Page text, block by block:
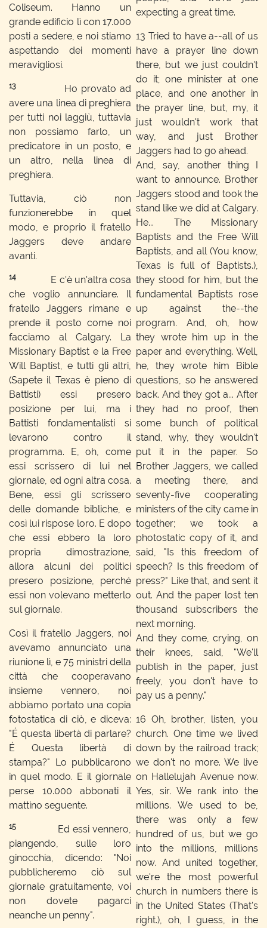
Coliseum. Hanno un
grande edificio lì con 17.000
posti a sedere, e noi stiamo
aspettando dei momenti
meravigliosi.
13Ho provato ad
avere una linea di preghiera
per tutti noi laggiù, tuttavia
non possiamo farlo, un
predicatore in un posto, e
un altro, nella linea di
preghiera.
Tuttavia, ciò non
funzionerebbe in quel
modo, e proprio il fratello
Jaggers deve andare
avanti.
14
E c'è un'altra cosa
che voglio annunciare. Il
fratello Jaggers rimane e
prende il posto come noi
facciamo al Calgary. La
Missionary Baptist e la Free
Will Baptist, e tutti gli altri,
(Sapete il Texas è pieno di
Battisti) essi presero
posizione per lui, ma i
Battisti fondamentalisti si
levarono contro il
programma. E, oh, come
essi scrissero di lui nel
giornale, ed ogni altra cosa.
Bene, essi gli scrissero
delle domande bibliche, e
così lui rispose loro. E dopo
che essi ebbero la loro
propria dimostrazione,
allora alcuni dei politici
presero posizione, perché
essi non volevano metterlo
sul giornale.
Così il fratello Jaggers, noi
avevamo annunciato una
riunione lì, e 75 ministri della
città che cooperavano
insieme vennero, noi
abbiamo portato una copia
fotostatica di ciò, e diceva:
"É questa libertà di parlare?
É Questa libertà di
stampa?" Lo pubblicarono
in quel modo. E il giornale
perse 10.000 abbonati il
mattino seguente.
15
Ed essi vennero,
piangendo, sulle loro
ginocchia, dicendo: "Noi
pubblicheremo ciò sul
giornale gratuitamente, voi
non dovete pagarci
neanche un penny".
expecting a great time.
13 Tried to have a--all of us
have a prayer line down
there, but we just couldn't
do it; one minister at one
place, and one another in
the prayer line, but, my, it
just wouldn't work that
way, and just Brother
Jaggers had to go ahead.
And, say, another thing I
want to announce. Brother
Jaggers stood and took the
stand like we did at Calgary.
He... The Missionary
Baptists and the Free Will
Baptists, and all (You know,
Texas is full of Baptists.),
they stood for him, but the
fundamental Baptists rose
up against the--the
program. And, oh, how
they wrote him up in the
paper and everything. Well,
he, they wrote him Bible
questions, so he answered
back. And they got a... After
they had no proof, then
some bunch of political
stand, why, they wouldn't
put it in the paper. So
Brother Jaggers, we called
a meeting there, and
seventy-five cooperating
ministers of the city came in
together; we took a
photostatic copy of it, and
said, "Is this freedom of
speech? Is this freedom of
press?" Like that, and sent it
out. And the paper lost ten
thousand subscribers the
next morning.
And they come, crying, on
their knees, said, "We'll
publish in the paper, just
freely, you don't have to
pay us a penny."
16 Oh, brother, listen, you
church. One time we lived
down by the railroad track;
we don't no more. We live
on Hallelujah Avenue now.
Yes, sir. We rank into the
millions. We used to be,
there was only a few
hundred of us, but we go
into the millions, millions
now. And united together,
we're the most powerful
church in numbers there is
in the United States (That's
right.), oh, I guess, in the